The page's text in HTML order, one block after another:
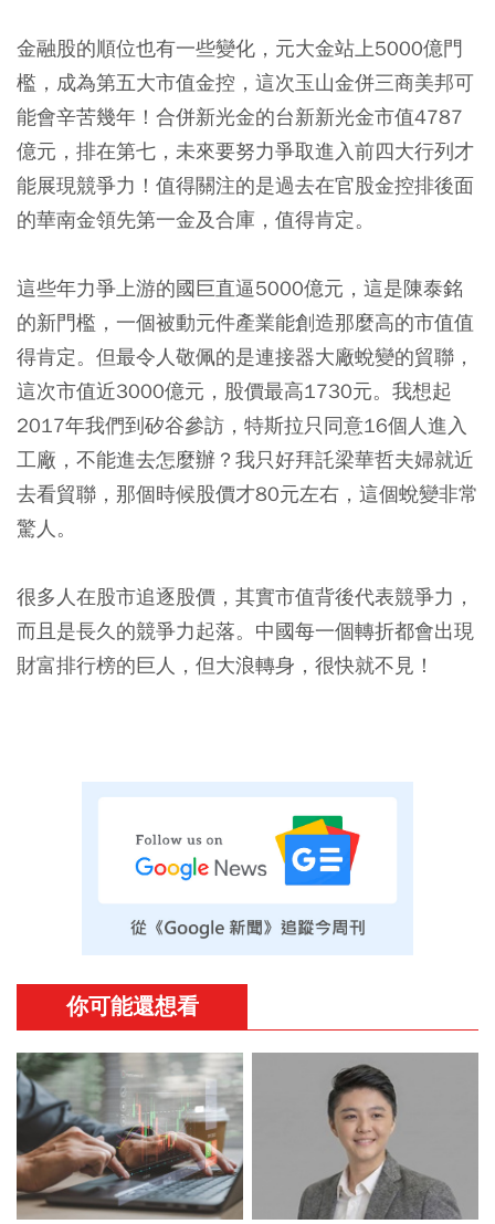
金融股的順位也有一些變化，元大金站上5000億門
檻，成為第五大市值金控，這次玉山金併三商美邦可
能會辛苦幾年！合併新光金的台新新光金市值4787
億元，排在第七，未來要努力爭取進入前四大行列才
能展現競爭力！值得關注的是過去在官股金控排後面
的華南金領先第一金及合庫，值得肯定。
這些年力爭上游的國巨直逼5000億元，這是陳泰銘
的新門檻，一個被動元件產業能創造那麼高的市值值
得肯定。但最令人敬佩的是連接器大廠蛻變的貿聯，
這次市值近3000億元，股價最高1730元。我想起
2017年我們到矽谷參訪，特斯拉只同意16個人進入
工廠，不能進去怎麼辦？我只好拜託梁華哲夫婦就近
去看貿聯，那個時候股價才80元左右，這個蛻變非常
驚人。
很多人在股市追逐股價，其實市值背後代表競爭力，
而且是長久的競爭力起落。中國每一個轉折都會出現
財富排行榜的巨人，但大浪轉身，很快就不見！